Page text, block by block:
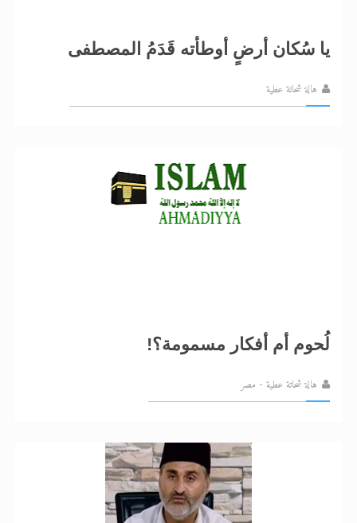
يا سُكان أرضٍ أوطأته قَدَمُ المصطفى
هالة شحاتة عطية
لُحوم أم أفكار مسمومة؟!
هالة شحاتة عطية - مصر